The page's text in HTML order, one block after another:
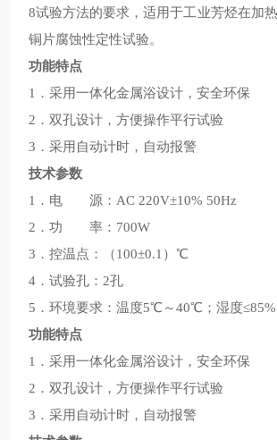
8试验方法的要求，适用于工业芳烃在加
铜片腐蚀性定性试验。
功能特点
1．采用一体化金属浴设计，安全环保
2．双孔设计，方便操作平行试验
3．采用自动计时，自动报警
技术参数
1．电 源：AC 220V±10% 50Hz
2．功 率：700W
3．控温点：（100±0.1）℃
4．试验孔：2孔
5．环境要求：温度5℃～40℃；湿度≤85%
功能特点
1．采用一体化金属浴设计，安全环保
2．双孔设计，方便操作平行试验
3．采用自动计时，自动报警